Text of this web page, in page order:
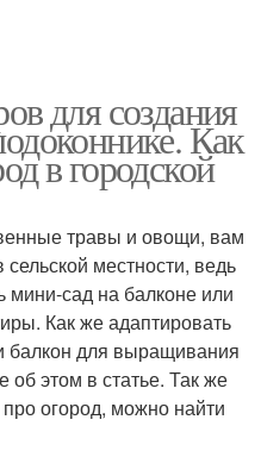
для создания
Как
в городской
травы и овощи, вам
местности, ведь
мини-сад на балконе или
Как же адаптировать
балкон для выращивания
об этом в статье. Так же
огород, можно найти